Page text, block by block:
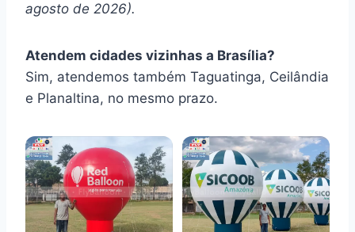
agosto de 2026).
Atendem cidades vizinhas a Brasília?
Sim, atendemos também Taguatinga, Ceilândia
e Planaltina, no mesmo prazo.